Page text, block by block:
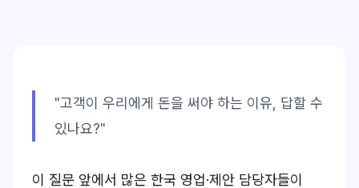
"고객이 우리에게 돈을 써야 하는 이유, 답할 수
있나요?"
이 질문 앞에서 많은 한국 영업·제안 담당자들이